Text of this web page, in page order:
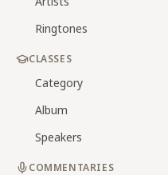
Ringtones
CLASSES
Category
Album
Speakers
COMMENTARIES